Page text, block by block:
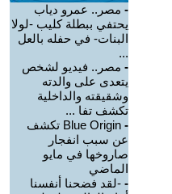
- مصر.. عمرو دياب
يحتفي ببطلة كليب -لولا
البنات- في حفله بالعل
...
- مصر.. فيديو لشخص
يتعدى على والدته
وشقيقته والداخلية
تكشف تفا ...
-
Blue Origin تكشف
عن سبب انفجار
صاروخها في مايو
الماضي
- -لقد فضحنا أنفسنا